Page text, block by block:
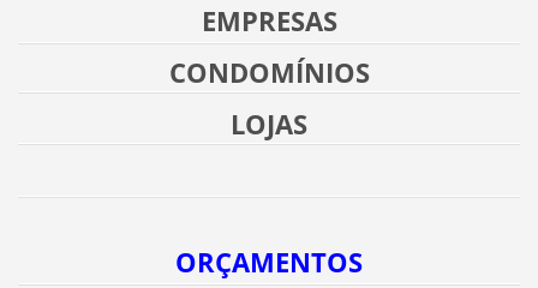
EMPRESAS
CONDOMÍNIOS
LOJAS
ORÇAMENTOS